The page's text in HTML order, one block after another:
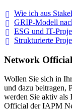
Wie ich aus
GRIP-Modell
ESG und IT-
Strukturierte
Network
Wollen Sie sich in
und dazu beitragen,
werden Sie aktiv
Official der IAPM